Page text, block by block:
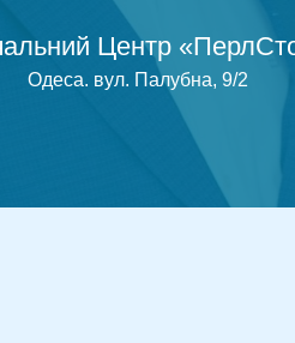
Центр
Одеса. вул. Палубна, 9/2